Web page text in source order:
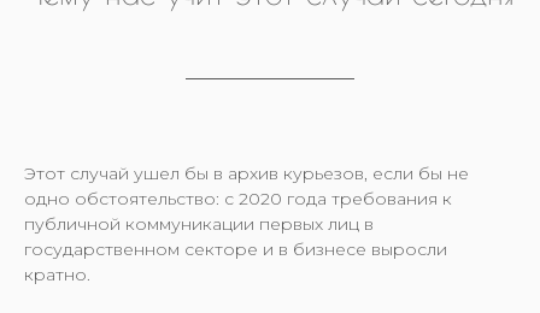
Этот случай ушел бы в архив курьезов, если бы не
одно обстоятельство: с 2020 года требования к
публичной коммуникации первых лиц в
государственном секторе и в бизнесе выросли
кратно.